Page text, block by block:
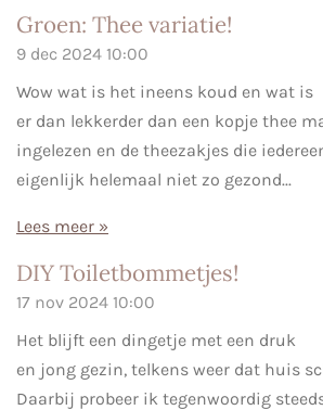
Groen: Thee variatie!
9 dec 2024 10:00
Wow wat is het ineens koud en wat is
er dan lekkerder dan een kopje thee
ingelezen en de theezakjes die
eigenlijk helemaal niet zo gezond...
Lees meer »
DIY Toiletbommetjes!
17 nov 2024 10:00
Het blijft een dingetje met een druk
en jong gezin, telkens weer dat huis
Daarbij probeer ik tegenwoordig